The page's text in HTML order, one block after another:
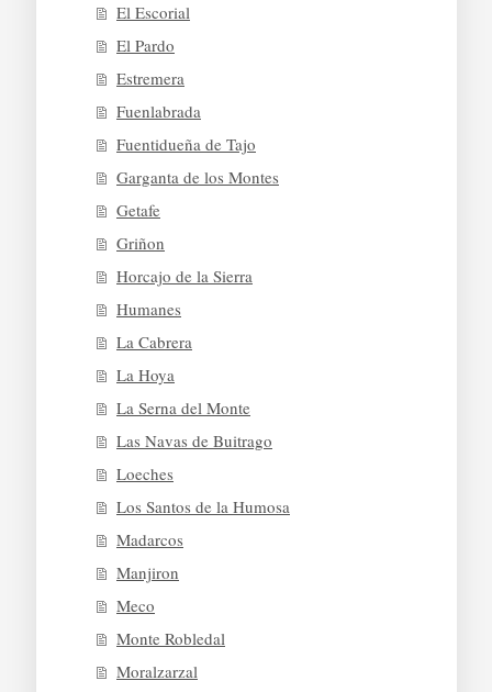
El Escorial
El Pardo
Estremera
Fuenlabrada
Fuentidueña de Tajo
Garganta de los Montes
Getafe
Griñon
Horcajo de la Sierra
Humanes
La Cabrera
La Hoya
La Serna del Monte
Las Navas de Buitrago
Loeches
Los Santos de la Humosa
Madarcos
Manjiron
Meco
Monte Robledal
Moralzarzal